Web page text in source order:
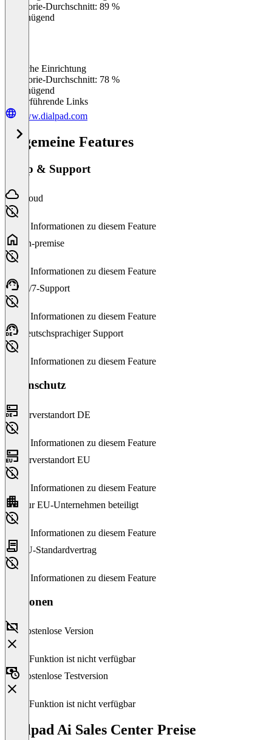
Kategorie-Durchschnitt: 89 %
Ungenügend
Einfache Einrichtung
Kategorie-Durchschnitt: 78 %
Ungenügend
Weiterführende Links
www.dialpad.com
Allgemeine Features
Setup & Support
Cloud
Keine Informationen zu diesem Feature
On-premise
Keine Informationen zu diesem Feature
24/7-Support
Keine Informationen zu diesem Feature
Deutschsprachiger Support
Keine Informationen zu diesem Feature
Datenschutz
Serverstandort DE
Keine Informationen zu diesem Feature
Serverstandort EU
Keine Informationen zu diesem Feature
Nur EU-Unternehmen beteiligt
Keine Informationen zu diesem Feature
EU-Standardvertrag
Keine Informationen zu diesem Feature
Versionen
Kostenlose Version
Diese Funktion ist nicht verfügbar
Kostenlose Testversion
Diese Funktion ist nicht verfügbar
Dialpad Ai Sales Center Preise